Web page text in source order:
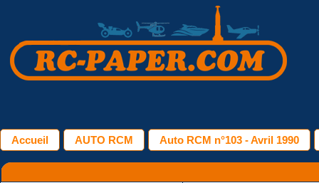
Accueil AUTO RCM Auto RCM n°103 - Avril 1990